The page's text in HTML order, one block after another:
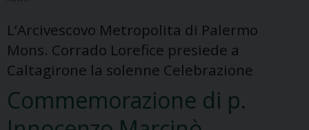
L’Arcivescovo Metropolita di Palermo
Mons. Corrado Lorefice presiede a
Caltagirone la solenne Celebrazione
Commemorazione di p.